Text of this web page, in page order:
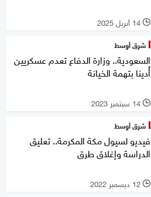
l 14 أبريل 2025
شرق أوسط
السعودية.. وزارة الدفاع تعدم عسكريين
أُدينا بتهمة الخيانة
l 14 سبتمبر 2023
شرق أوسط
فيديو لسيول مكة المكرمة.. تعليق
الدراسة وإغلاق طرق
l 12 ديسمبر 2022